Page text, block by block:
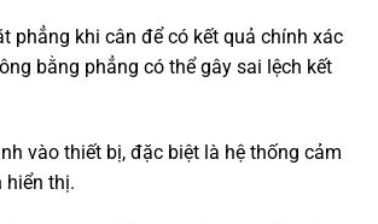
phẳng khi cân để có kết quả chính xác
bằng phẳng có thể gây sai lệch kết
vào thiết bị, đặc biệt là hệ thống cảm
hiển thị.